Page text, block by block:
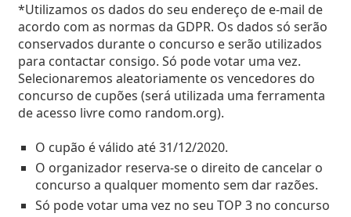
*Utilizamos os dados do seu endereço de e-mail de
acordo com as normas da GDPR. Os dados só serão
conservados durante o concurso e serão utilizados
para contactar consigo. Só pode votar uma vez.
Selecionaremos aleatoriamente os vencedores do
concurso de cupões (será utilizada uma ferramenta
de acesso livre como random.org).
O cupão é válido até 31/12/2020.
O organizador reserva-se o direito de cancelar o
concurso a qualquer momento sem dar razões.
Só pode votar uma vez no seu TOP 3 no concurso